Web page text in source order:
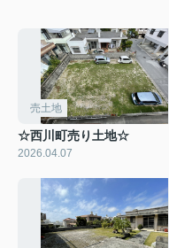
売土地
☆西川町売り土地☆
2026.04.07